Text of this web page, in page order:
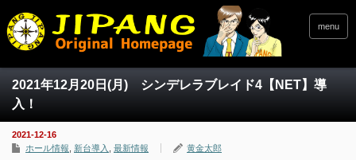
menu
2021年12月20日(月) シンデレラブレイド4【NET】導
入！
2021-12-16
ホール情報
新台導入 最新情報 黄金太郎